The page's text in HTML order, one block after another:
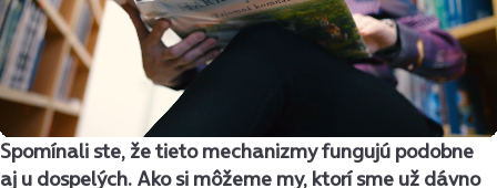
Spomínali ste, že tieto mechanizmy fungujú podobne
aj u dospelých. Ako si môžeme my, ktorí sme už dávno